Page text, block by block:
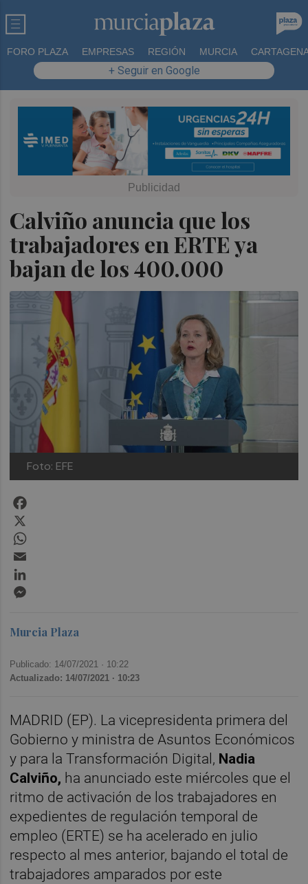
FORO PLAZA EMPRESAS REGIÓN MURCIA
+ Seguir en Google
Calviño anuncia que los
trabajadores en ERTE ya
bajan de los 400.000
Foto: EFE
Murcia Plaza
Publicado: 14/07/2021 · 10:22
Actualizado: 14/07/2021 · 10:23
MADRID (EP). La vicepresidenta primera del
Gobierno y ministra de Asuntos Económicos
y para la Transformación Digital, Nadia
Calviño, ha anunciado este miércoles que el
ritmo de activación de los trabajadores en
expedientes de regulación temporal de
empleo (ERTE) se ha acelerado en julio
respecto al mes anterior, bajando el total de
trabajadores amparados por este